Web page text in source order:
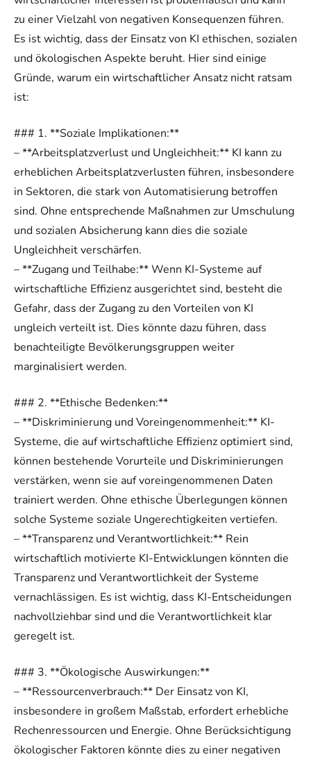
zu einer Vielzahl von negativen Konsequenzen führen.
Es ist wichtig, dass der Einsatz von KI ethischen, sozialen
und ökologischen Aspekte beruht. Hier sind einige
Gründe, warum ein wirtschaftlicher Ansatz nicht ratsam
ist:
### 1. **Soziale Implikationen:**
– **Arbeitsplatzverlust und Ungleichheit:** KI kann zu
erheblichen Arbeitsplatzverlusten führen, insbesondere
in Sektoren, die stark von Automatisierung betroffen
sind. Ohne entsprechende Maßnahmen zur Umschulung
und sozialen Absicherung kann dies die soziale
Ungleichheit verschärfen.
– **Zugang und Teilhabe:** Wenn KI-Systeme auf
wirtschaftliche Effizienz ausgerichtet sind, besteht die
Gefahr, dass der Zugang zu den Vorteilen von KI
ungleich verteilt ist. Dies könnte dazu führen, dass
benachteiligte Bevölkerungsgruppen weiter
marginalisiert werden.
### 2. **Ethische Bedenken:**
– **Diskriminierung und Voreingenommenheit:** KI-
Systeme, die auf wirtschaftliche Effizienz optimiert sind,
können bestehende Vorurteile und Diskriminierungen
verstärken, wenn sie auf voreingenommenen Daten
trainiert werden. Ohne ethische Überlegungen können
solche Systeme soziale Ungerechtigkeiten vertiefen.
– **Transparenz und Verantwortlichkeit:** Rein
wirtschaftlich motivierte KI-Entwicklungen könnten die
Transparenz und Verantwortlichkeit der Systeme
vernachlässigen. Es ist wichtig, dass KI-Entscheidungen
nachvollziehbar sind und die Verantwortlichkeit klar
geregelt ist.
### 3. **Ökologische Auswirkungen:**
– **Ressourcenverbrauch:** Der Einsatz von KI,
insbesondere in großem Maßstab, erfordert erhebliche
Rechenressourcen und Energie. Ohne Berücksichtigung
ökologischer Faktoren könnte dies zu einer negativen